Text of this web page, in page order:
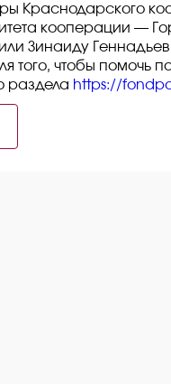
Краснодарского
кооперации —
Зинаиду
чтобы помочь
раздела https://